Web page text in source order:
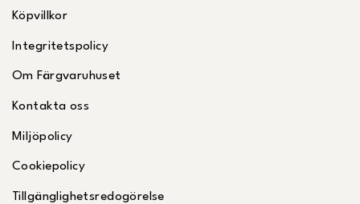
Köpvillkor
Integritetspolicy
Om Färgvaruhuset
Kontakta oss
Miljöpolicy
Cookiepolicy
Tillgänglighetsredogörelse